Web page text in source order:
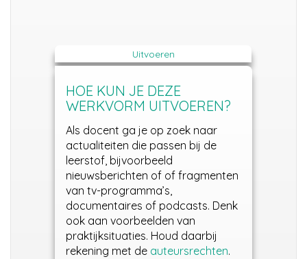
Uitvoeren
HOE KUN JE DEZE
WERKVORM UITVOEREN?
Als docent ga je op zoek naar
actualiteiten die passen bij de
leerstof, bijvoorbeeld
nieuwsberichten of of fragmenten
van tv-programma’s,
documentaires of podcasts. Denk
ook aan voorbeelden van
praktijksituaties. Houd daarbij
rekening met de auteursrechten.